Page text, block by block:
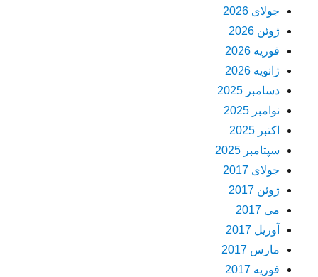
جولای 2026
ژوئن 2026
فوریه 2026
ژانویه 2026
دسامبر 2025
نوامبر 2025
اکتبر 2025
سپتامبر 2025
جولای 2017
ژوئن 2017
می 2017
آوریل 2017
مارس 2017
فوریه 2017